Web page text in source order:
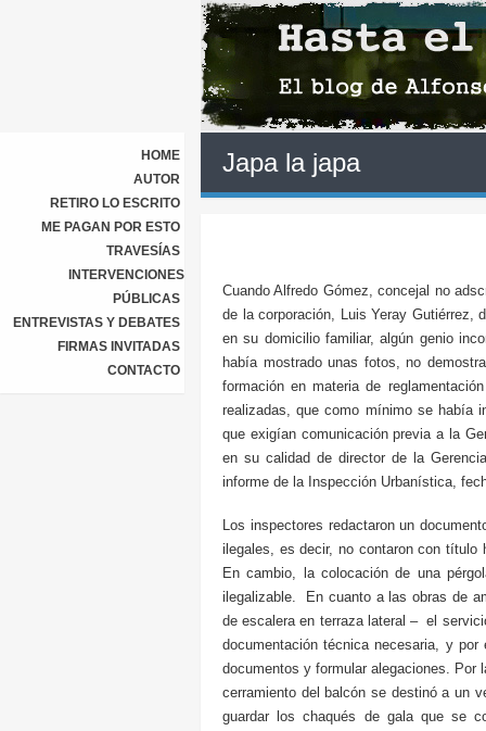
HOME
AUTOR
RETIRO LO ESCRITO
ME PAGAN POR ESTO
TRAVESÍAS
INTERVENCIONES
PÚBLICAS
ENTREVISTAS Y DEBATES
FIRMAS INVITADAS
CONTACTO
Japa la japa
Cuando Alfredo Gómez, concejal no
de la corporación, Luis Yeray Gutiérrez,
en su domicilio familiar, algún genio
había mostrado unas fotos, no
formación en materia de
realizadas, que como mínimo se había
que exigían comunicación previa a la
en su calidad de director de la
informe de la Inspección Urbanística,
Los inspectores redactaron un
ilegales, es decir, no contaron con título
En cambio, la colocación de una
ilegalizable. En cuanto a las obras de
de escalera en terraza lateral – el
documentación técnica necesaria, y
documentos y formular alegaciones. Por
cerramiento del balcón se destinó a un
guardar los chaqués de gala que se